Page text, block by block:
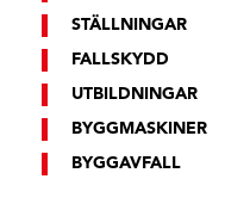
STÄLLNINGAR
FALLSKYDD
UTBILDNINGAR
BYGGMASKINER
BYGGAVFALL